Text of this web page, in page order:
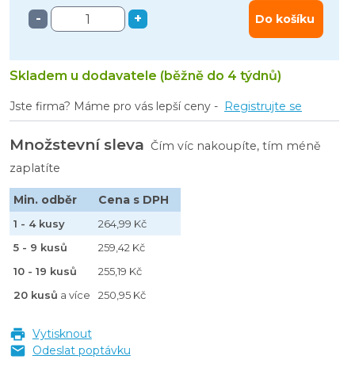
- + Do košíku
Skladem u dodavatele (běžně do 4 týdnů)
Jste firma? Máme pro vás lepší ceny - Registrujte se
Množstevní sleva Čím víc nakoupíte, tím méně
zaplatíte
Min. odběr Cena s DPH
1 - 4 kusy
264,99 Kč
5 - 9 kusů
259,42 Kč
10 - 19 kusů
255,19 Kč
20 kusů a více 250,95 Kč
Vytisknout
Odeslat poptávku